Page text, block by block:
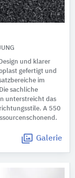
und klarer
gefertigt und
im
sachliche
unterstreicht das
A 550
Galerie